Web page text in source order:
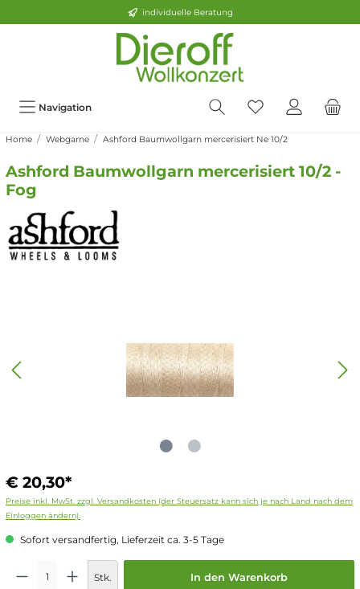
individuelle Beratung
Navigation
Home Webgarne Ashford Baumwollgarn mercerisiert Ne 10/2
Ashford Baumwollgarn mercerisiert 10/2 -
Fog
€ 20,30*
Preise inkl. MwSt. zzgl. Versandkosten (der Steuersatz kann sich je nach Land nach dem
Einloggen ändern).
Sofort versandfertig, Lieferzeit ca. 3-5 Tage
Stk. In den Warenkorb